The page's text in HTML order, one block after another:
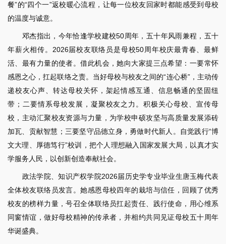
餐”的“四个一”返校暖心流程，让每一位校友回家时都能感受到母校
的温度与诚意。
邓杰指出，今年恰逢学校建校50周年，五十年风雨兼程，五十
年薪火相传。2026届校友联络员是母校50周年校庆最青春、最鲜
活、最有力量的使者。借此机会，她向大家提三点希望：一要常怀
感恩之心，扛起联络之责。当好母校与校友之间的“连心桥”，主动传
递校友心声、转达母校关怀，架起情感互通、信息畅通的坚固纽
带；二要情系母校发展，凝聚校友之力。积极关心母校、宣传母
校，主动汇聚校友资源与力量，为学校申硕攻坚与高质量发展添砖
加瓦、贡献智慧；三要坚守品德立身，勇做时代新人。自觉践行“博
文大理、厚德笃行”校训，把个人理想融入国家发展大局，以真才实
学服务人民，以创新创造奉献社会。
政法学院、知识产权学院2026届历史学专业毕业生唐玉梅代表
全体校友联络员发言。她感恩母校四年的栽培与信任，回顾了优秀
校友的榜样力量，号召全体联络员扛起责任、践行使命，用心维系
同窗情谊，做好母校精神的传承者，并相约共同见证母校五十周年
华诞盛典。